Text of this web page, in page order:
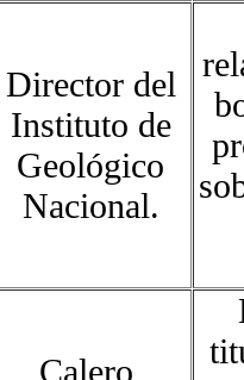
Director del
Instituto de
Geológico
Nacional.
Calero,